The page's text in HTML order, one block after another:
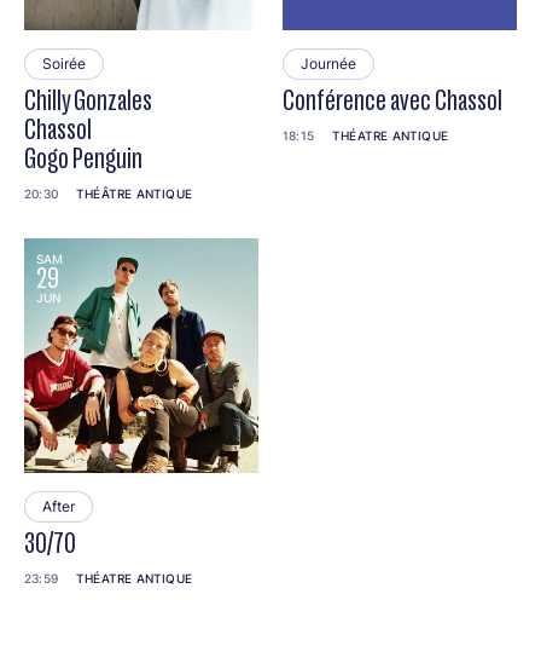
Soirée
Chilly Gonzales
Chassol
Gogo Penguin
20:30 THÉÂTRE ANTIQUE
Journée
Conférence avec Chassol
18:15 THÉATRE ANTIQUE
SAM
29
JUN
After
30/70
23:59 THÉATRE ANTIQUE